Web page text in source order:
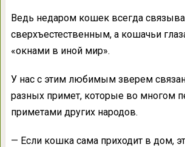
Ведь недаром кошек всегда
сверхъестественным, а кошачьи
«окнами в иной мир».
У нас с этим любимым зверем
разных примет, которые во многом
приметами других народов.
— Если кошка сама приходит в дом,